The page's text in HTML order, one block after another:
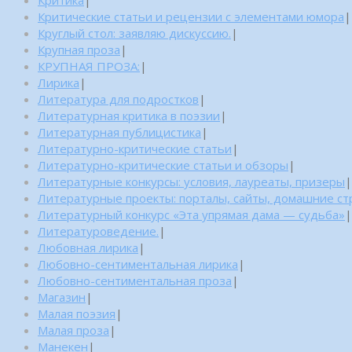
Критические статьи и рецензии с элементами юмора |
Круглый стол: заявляю дискуссию. |
Крупная проза |
КРУПНАЯ ПРОЗА: |
Лирика |
Литература для подростков |
Литературная критика в поэзии |
Литературная публицистика |
Литературно-критические статьи |
Литературно-критические статьи и обзоры |
Литературные конкурсы: условия, лауреаты, призеры |
Литературные проекты: порталы, сайты, домашние
Литературный конкурс «Эта упрямая дама — судьба» |
Литературоведение. |
Любовная лирика |
Любовно-сентиментальная лирика |
Любовно-сентиментальная проза |
Магазин |
Малая поэзия |
Малая проза |
Манекен |